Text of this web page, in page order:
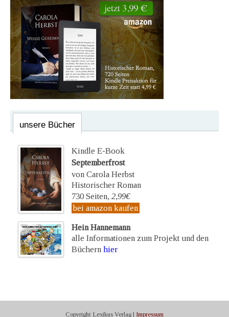
unsere Bücher
Kindle E-Book
Septemberfrost
von Carola Herbst
Historischer Roman
730 Seiten, 2,99€
bei amazon kaufen
Hein Hannemann
alle Informationen zum Projekt und den
Büchern hier
Copyright Lexikus Verlag | Impressum